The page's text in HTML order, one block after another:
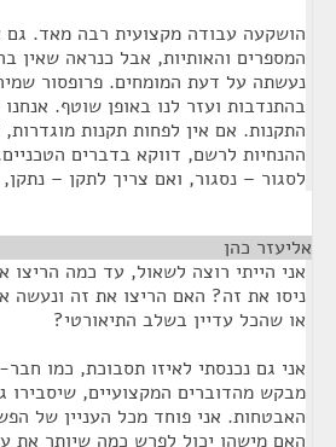
הושקעה עבודה מקצועית רבה מאד. גם
המספרים והאותיות, אבל כנראה שאין
נעשתה על דעת המומחים. פרופסור
בהתנדבות ועזר לנו באופן שוטף.
התקנות. אם אין לפחות תקנות
ההנחיות לרשם, דווקא בדברים
לסגור – נסגור, ואם צריך לתקן –
אליעזר כהן
אני הייתי רוצה לשאול, עד כמה
ניסו את זה? האם הריצו את זה ונעשה
או שהכל עדיין בשלב התיאורטי?
אני גם נכנסתי לאיזו תסבוכת, כמו
מבקש מהדוברים המקצועיים, שיסבירו
האבטחות. אני פוחד מכל העניין של
האם מישהו יכול לפרש כמה שיותר את